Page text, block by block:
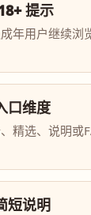
提示
年用户继续浏
口维度
精选、说明或
短说明